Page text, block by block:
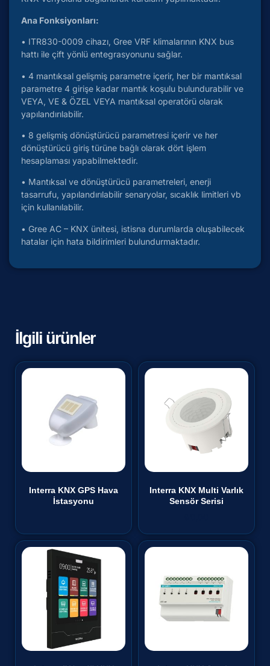
Ana Fonksiyonları:
• ITR830-0009 cihazı, Gree VRF klimalarının KNX bus
hattı ile çift yönlü entegrasyonunu sağlar.
• 4 mantıksal gelişmiş parametre içerir, her bir mantıksal
parametre 4 girişe kadar mantık koşulu bulundurabilir ve
VEYA, VE & ÖZEL VEYA mantıksal operatörü olarak
yapılandırılabilir.
• 8 gelişmiş dönüştürücü parametresi içerir ve her
dönüştürücü giriş türüne bağlı olarak dört işlem
hesaplaması yapabilmektedir.
• Mantıksal ve dönüştürücü parametreleri, enerji
tasarrufu, yapılandırılabilir senaryolar, sıcaklık limitleri vb
için kullanılabilir.
• Gree AC – KNX ünitesi, istisna durumlarda oluşabilecek
hatalar için hata bildirimleri bulundurmaktadır.
İlgili ürünler
Interra KNX GPS Hava
İstasyonu
Interra KNX Multi Varlık
Sensör Serisi